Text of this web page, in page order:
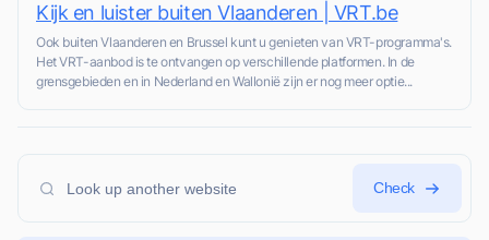
Kijk en luister buiten Vlaanderen | VRT.be
Ook buiten Vlaanderen en Brussel kunt u genieten van VRT-programma's.
Het VRT-aanbod is te ontvangen op verschillende platformen. In de
grensgebieden en in Nederland en Wallonië zijn er nog meer optie...
Check